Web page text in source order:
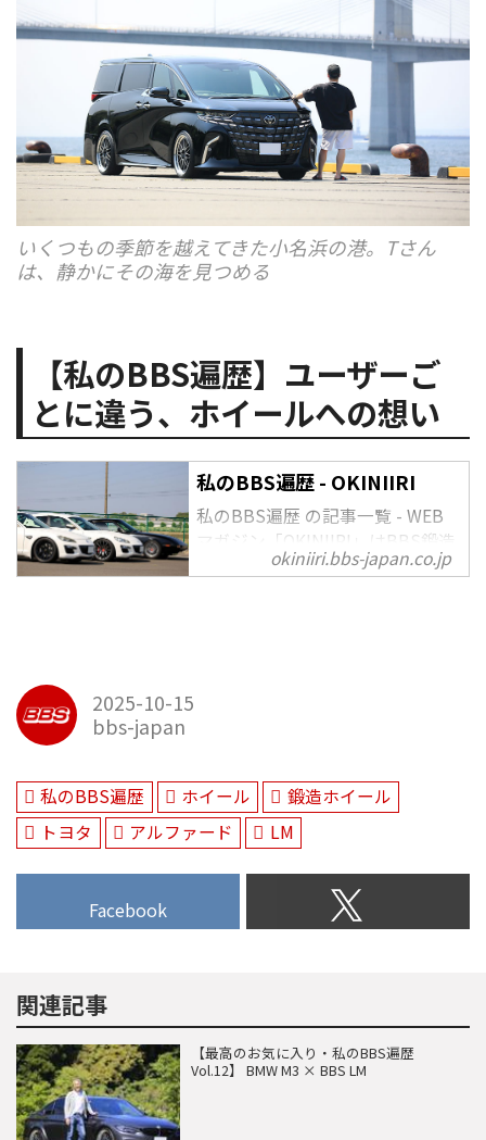
いくつもの季節を越えてきた小名浜の港。Tさん
は、静かにその海を見つめる
【私のBBS遍歴】ユーザーご
とに違う、ホイールへの想い
私のBBS遍歴 - OKINIIRI
私のBBS遍歴 の記事一覧 - WEB
マガジン「OKINIIRI」はBBS鍛造
ホイールをはじめ、カーライフを
okiniiri.bbs-japan.co.jp
2025-10-15
bbs-japan
私のBBS遍歴 ホイール
鍛造ホイール
トヨタ
アルファード LM
Facebook
関連記事
【最高のお気に入り・私のBBS遍歴
Vol.12】 BMW M3 × BBS LM